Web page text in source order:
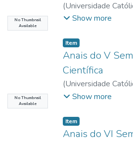
No Thumbnail
Available
(Universidade
08-26)UCSAL,
Show more
No Thumbnail
Available
Item type:
Item,
Anais do V
Científica
(Universidade
08-19)UCSAL,
Show more
Item type:
Item,
Anais do VI